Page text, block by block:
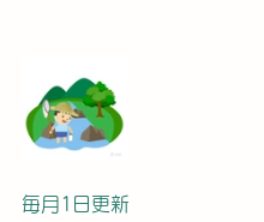
毎月1日更新